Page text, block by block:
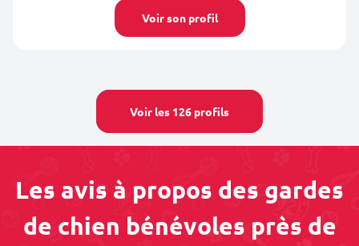
Voir son profil
Voir les 126 profils
Les avis à propos des gardes
de chien bénévoles près de